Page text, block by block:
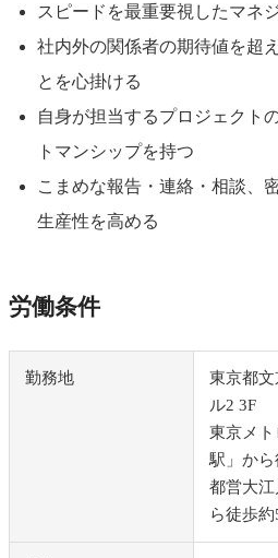
スピードを最重要視したマネ
社内外の関係者の期待値を超
とを心掛ける
自身が担当するプロジェクト
トマンシップを持つ
こまめな報告・連絡・相談、
生産性を高める
労働条件
勤務地
東京都
ル2 3F
東京メト
駅」か
都営大
ら徒歩約